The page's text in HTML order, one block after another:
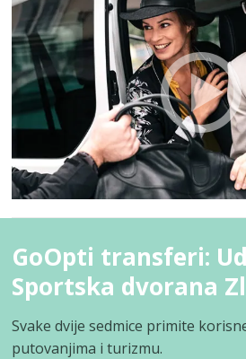
GoOpti transferi:
Sportska dvorana
Svake dvije sedmice primite
putovanjima i turizmu.